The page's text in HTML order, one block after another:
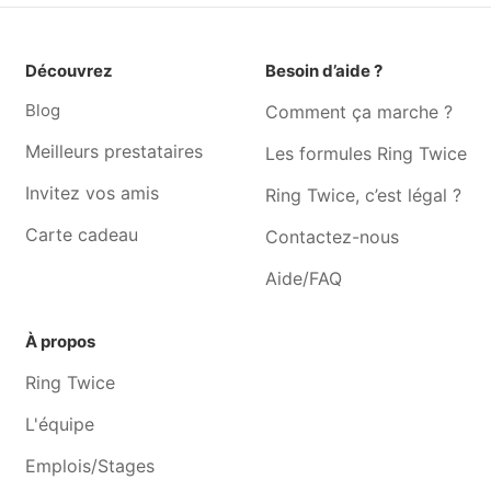
Toilettage pour chien
Toilettage pour chien La
Toilettage pour chien
Genval
Toilettage pour chien
Waterloo
Toilettage pour chien
Toilettage pour chien Ohain
Toilettage pour chien
Toilettage pour chien Lasne
Bierges
Découvrez
Blog
Meilleurs prestataires
Invitez vos amis
Carte cadeau
Besoin d’aide ?
Comment ça marche ?
Les formules Ring Twice
Ring Twice, c’est légal ?
Contactez-nous
Aide/FAQ
À propos
Ring Twice
L'équipe
Emplois/Stages